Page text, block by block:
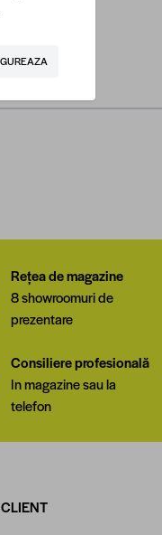
Rețea de magazine
8 showroomuri de
prezentare
Consiliere profesională
In magazine sau la
telefon